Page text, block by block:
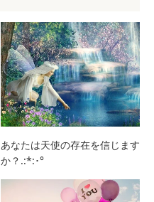
あなたは天使の存在を信じます
か？.:*:･°